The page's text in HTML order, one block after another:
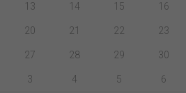
13 14 15 16
20 21 22 23
27 28 29 30
3 4 5 6